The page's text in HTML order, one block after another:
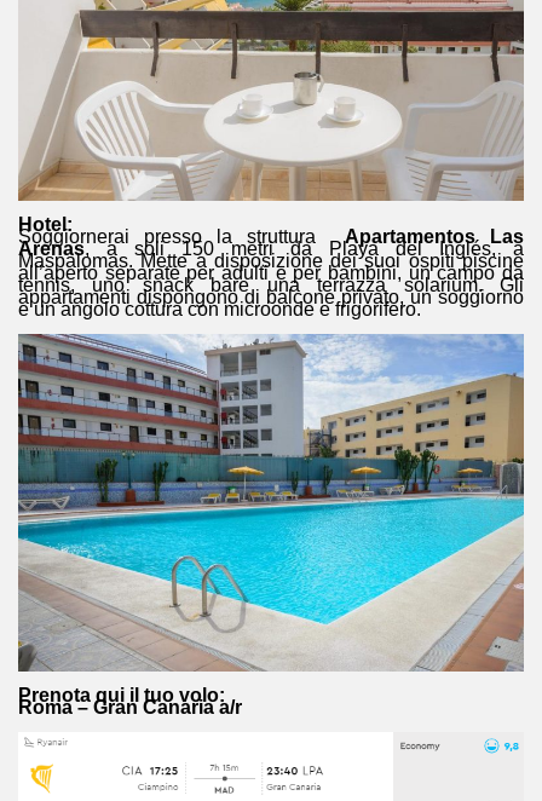
Hotel:
Soggiornerai presso la strutturaApartamentos Las
Arenas, a soli 150 metri da Playa del Inglés, a
Maspalomas. Mette a disposizione dei suoi ospiti piscine
all’aperto separate per adulti e per bambini, un campo da
tennis, uno snack bare una terrazza solarium. Gli
appartamenti dispongono di balcone privato, un soggiorno
e un angolo cottura con microonde e frigorifero.
Prenota qui il tuo volo:
Roma – Gran Canaria a/r